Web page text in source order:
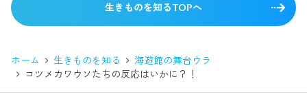
生きものを知るTOPへ
ホーム 生きものを知る
海遊館の舞台ウラ
コツメカワウソたちの反応はいかに？！